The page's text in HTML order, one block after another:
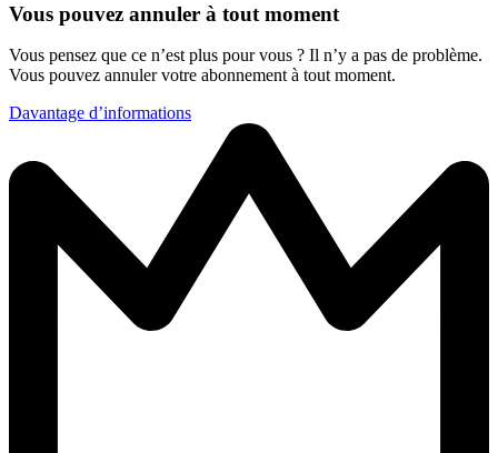
Vous pouvez annuler à tout moment
Vous pensez que ce n’est plus pour vous ? Il n’y a pas de problème.
Vous pouvez annuler votre abonnement à tout moment.
Davantage d’informations